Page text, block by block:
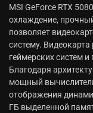
MSI GeForce RTX
охлаждение,
позволяет
систему.
геймерских систем
Благодаря
мощный
отображения
ГБ выделенной